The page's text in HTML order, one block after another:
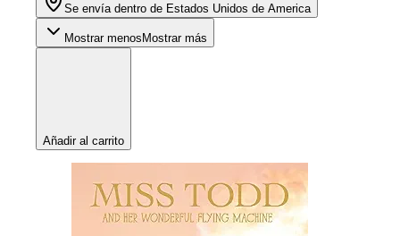
Se envía dentro de Estados Unidos de America
Mostrar menos Mostrar más
Añadir al carrito